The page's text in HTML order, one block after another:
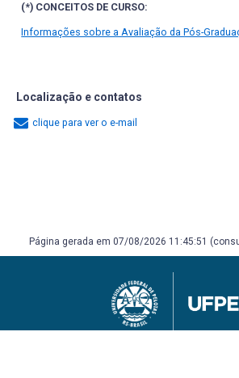
(*) CONCEITOS DE CURSO:
Informações sobre a Avaliação da Pós-
Localização e contatos
clique para ver o e-mail
Página gerada em 07/08/2026 11:45:51